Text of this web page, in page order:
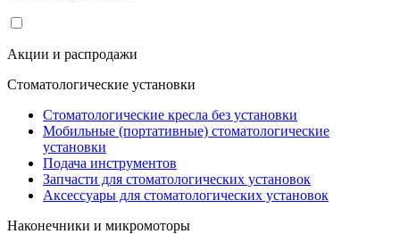
Акции и распродажи
Стоматологические установки
Стоматологические кресла без установки
Мобильные (портативные) стоматологические
установки
Подача инструментов
Запчасти для стоматологических установок
Аксессуары для стоматологических установок
Наконечники и микромоторы